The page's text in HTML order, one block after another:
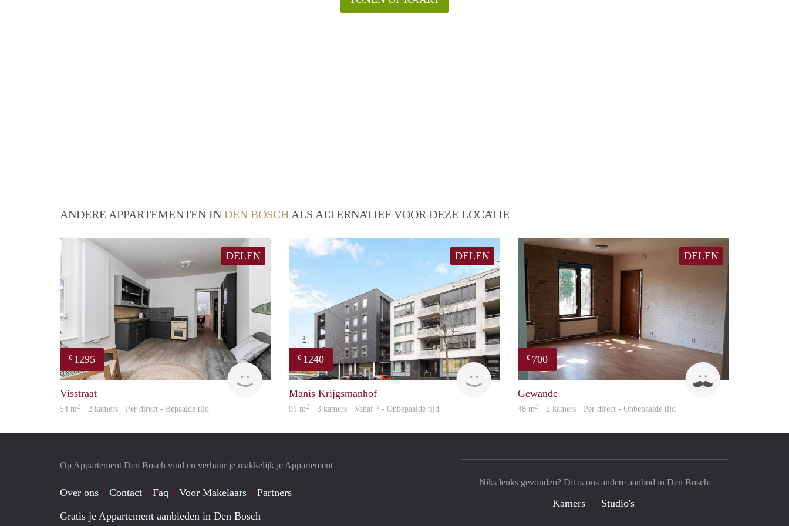
ANDERE APPARTEMENTEN IN DEN BOSCH ALS ALTERNATIEF VOOR DEZE LOCATIE
DELEN
€ 1295
Next
Visstraat
54 m2 · 2 kamers · Per direct - Bepaalde tijd
DELEN
€ 1240
Woning
Manis Krijgsmanhof
91 m2 · 3 kamers · Vanaf ? - Onbepaalde tijd
DELEN
€ 700
Gewande
48 m2 · 2 kamers · Per direct - Onbepaalde tijd
Op Appartement Den Bosch vind en verhuur je makkelijk je Appartement
Over ons Contact Faq Voor Makelaars
Partners
Gratis je Appartement aanbieden in Den Bosch
Niks leuks gevonden? Dit is ons andere aanbod in Den Bosch:
Kamers Studio's